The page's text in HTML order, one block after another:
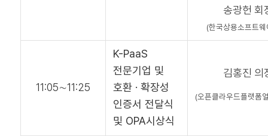
송광헌 회
(한국상용소프트
11:05∼11:25
K-PaaS
전문기업 및
호환 · 확장성
인증서 전달식
및 OPA시상식
김홍진 의
(오픈클라우드플랫폼